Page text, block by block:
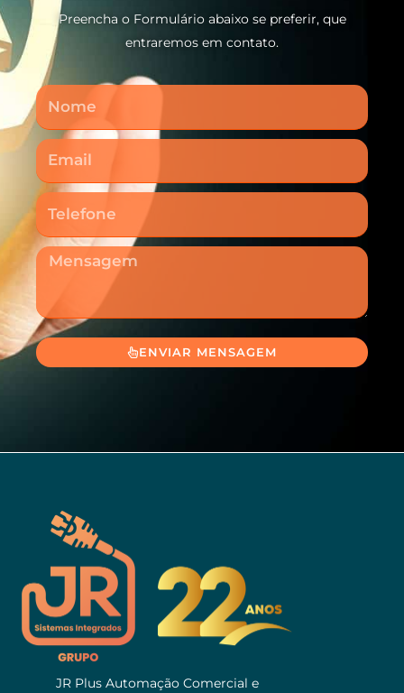
Preencha o Formulário abaixo se preferir, que
entraremos em contato.
Nome
Email
Telefone
Mensagem
ENVIAR MENSAGEM
JR Plus Automação Comercial e